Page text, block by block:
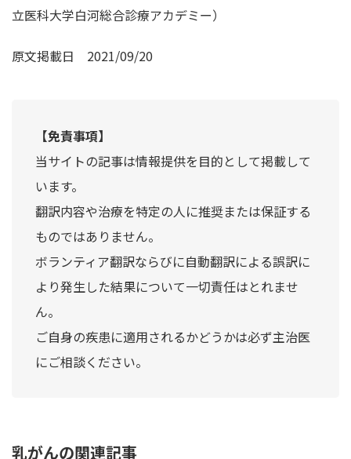
立医科大学白河総合診療アカデミー）
原文掲載日 2021/09/20
【免責事項】
当サイトの記事は情報提供を目的として掲載して
います。
翻訳内容や治療を特定の人に推奨または保証する
ものではありません。
ボランティア翻訳ならびに自動翻訳による誤訳に
より発生した結果について一切責任はとれませ
ん。
ご自身の疾患に適用されるかどうかは必ず主治医
にご相談ください。
乳がんの関連記事